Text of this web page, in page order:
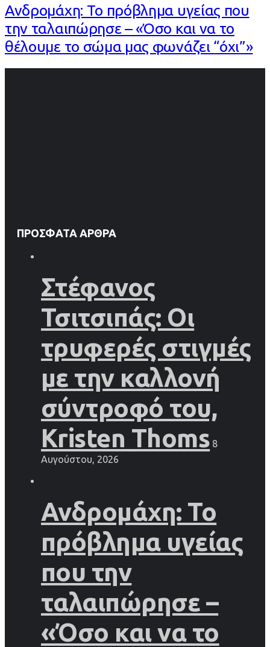
Ανδρομάχη: Το πρόβλημα υγείας που
την ταλαιπώρησε – «Όσο και να το
θέλουμε το σώμα μας φωνάζει “όχι”»
ΠΡΌΣΦΑΤΑ ΆΡΘΡΑ
Στέφανος
Τσιτσιπάς: Οι
τρυφερές στιγμές
με την καλλονή
σύντροφό του,
Kristen Thoms 8
Αυγούστου, 2026
Ανδρομάχη: Το
πρόβλημα υγείας
που την
ταλαιπώρησε –
«Όσο και να το